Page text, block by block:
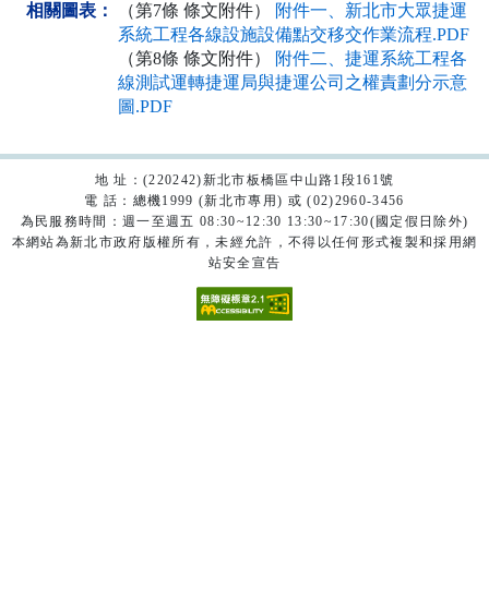
相關圖表： （第7條 條文附件）
附件一、新北市大眾捷運
系統工程各線設施設備點交移交作業流程.PDF
（第8條 條文附件）
附件二、捷運系統工程各
線測試運轉捷運局與捷運公司之權責劃分示意
圖.PDF
地 址：(220242)新北市板橋區中山路1段161號
電 話：總機1999 (新北市專用) 或 (02)2960-3456
為民服務時間：週一至週五 08:30~12:30 13:30~17:30(國定假日除外)
本網站為新北市政府版權所有，未經允許，不得以任何形式複製和採用網
站安全宣告